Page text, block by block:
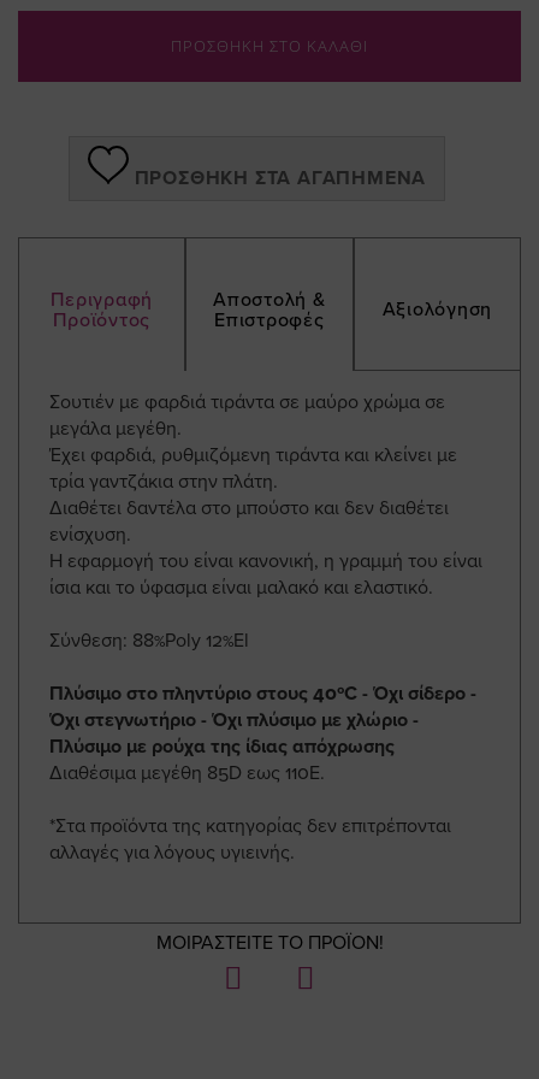
ΠΡΟΣΘΗΚΗ ΣΤΟ ΚΑΛΑΘΙ
ΠΡΟΣΘΉΚΗ ΣΤΑ ΑΓΑΠΗΜΈΝΑ
Περιγραφή
Προϊόντος
Αποστολή &
Επιστροφές
Αξιολόγηση
Σουτιέν με φαρδιά τιράντα σε μαύρο χρώμα σε
μεγάλα μεγέθη.
Έχει φαρδιά, ρυθμιζόμενη τιράντα και κλείνει με
τρία γαντζάκια στην πλάτη.
Διαθέτει δαντέλα στο μπούστο και δεν διαθέτει
ενίσχυση.
Η εφαρμογή του είναι κανονική, η γραμμή του είναι
ίσια και το ύφασμα είναι μαλακό και ελαστικό.
Σύνθεση: 88%Poly 12%El
Πλύσιμο στο πληντύριο στους 40ºC - Όχι σίδερο -
Όχι στεγνωτήριο - Όχι πλύσιμο με χλώριο -
Πλύσιμο με ρούχα της ίδιας απόχρωσης
Διαθέσιμα μεγέθη 85D εως 110E.
*Στα προϊόντα της κατηγορίας δεν επιτρέπονται
αλλαγές για λόγους υγιεινής.
ΜΟΙΡΑΣΤΕΙΤΕ ΤΟ ΠΡΟΪΟΝ!